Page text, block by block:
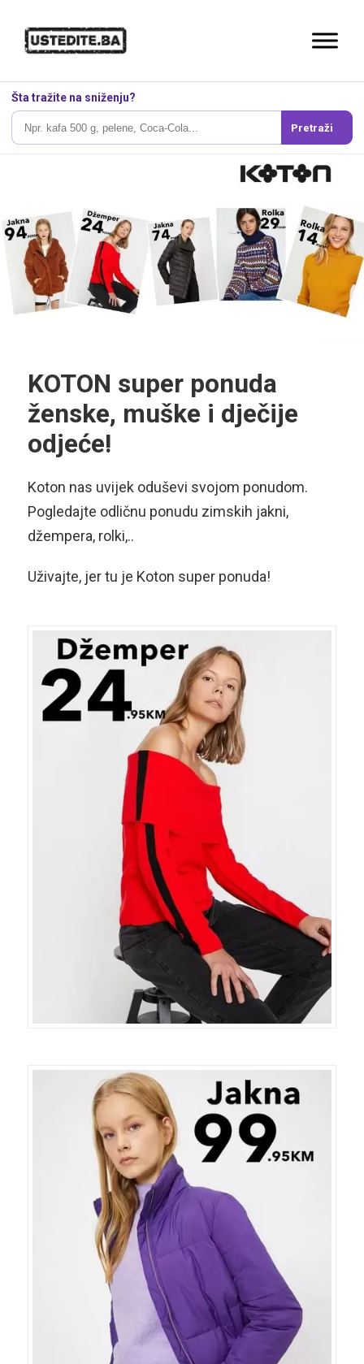
Šta tražite na sniženju?
Pretraži
KOTON super ponuda
ženske, muške i dječije
odjeće!
Koton nas uvijek oduševi svojom ponudom.
Pogledajte odličnu ponudu zimskih jakni,
džempera, rolki,..
Uživajte, jer tu je Koton super ponuda!